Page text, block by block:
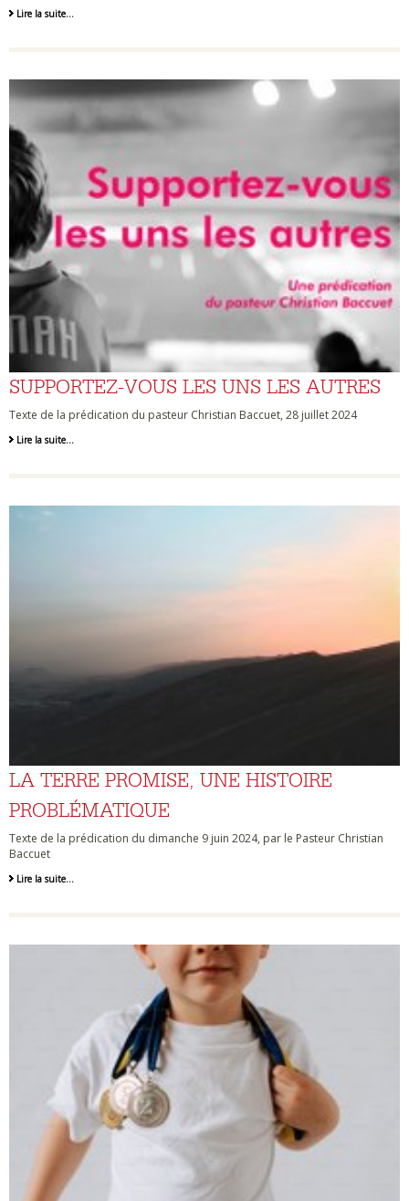
Lire la suite…
SUPPORTEZ-VOUS LES UNS LES AUTRES
Texte de la prédication du pasteur Christian Baccuet, 28 juillet 2024
Lire la suite…
LA TERRE PROMISE, UNE HISTOIRE
PROBLÉMATIQUE
Texte de la prédication du dimanche 9 juin 2024, par le Pasteur Christian
Baccuet
Lire la suite…